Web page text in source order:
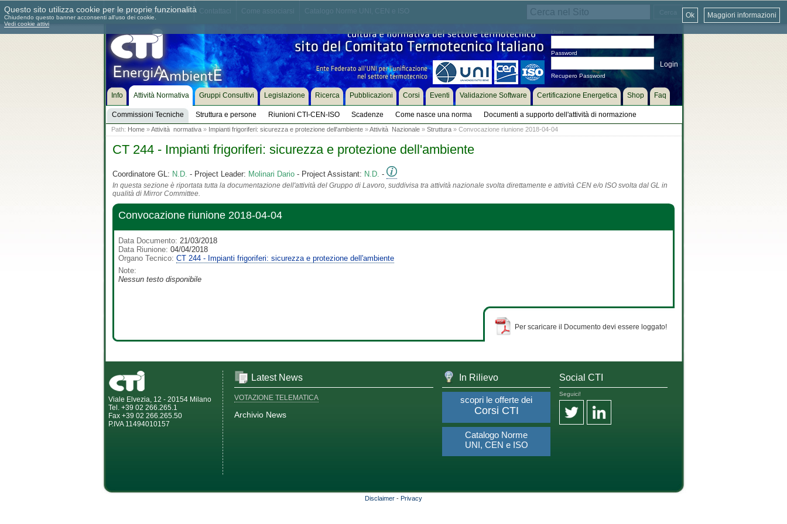
Chi siamo Dove siamo
Password
Recupero Password
Info Attività Normativa
Commissioni Tecniche Struttura e persone Riunioni CTI-CEN-ISO Scadenze Come nasce una norma Documenti a supporto dell'attività di normazione
Gruppi Consultivi Legislazione Ricerca Pubblicazioni Corsi Eventi Validazione Software Certificazione Energetica Shop Faq
Path: Home»Attività normativa» Impianti frigoriferi: sicurezza e protezione dell'ambiente»Attività Nazionale» Struttura» Convocazione riunione 2018-04-04
CT 244 - Impianti frigoriferi: sicurezza e protezione dell'ambiente
Coordinatore GL: N.D. - Project Leader: Molinari Dario- Project Assistant: N.D. -
In questa sezione è riportata tutta la documentazione dell'attività del Gruppo di Lavoro, suddivisa tra attività nazionale svolta direttamente e attività CEN e/o ISO svolta dal GL in
qualità di Mirror Committee.
Convocazione riunione 2018-04-04
Data Documento: 21/03/2018
Data Riunione: 04/04/2018
Organo Tecnico: CT 244 - Impianti frigoriferi: sicurezza e protezione dell'ambiente
Note:
Nessun testo disponibile
Per scaricare il Documento devi essere loggato!
Viale Elvezia, 12 - 20154 Milano
Tel. +39 02 266.265.1
Fax +39 02 266.265.50
P.IVA 11494010157
Latest News
VOTAZIONE TELEMATICA
Archivio News
In Rilievo
scopri le offerte dei
Corsi CTI
Catalogo Norme
UNI, CEN e ISO
Social CTI
Seguici!
Disclaimer - Privacy
Questo sito utilizza cookie per le proprie funzionalità
Chiudendo questo banner acconsenti all'uso dei cookie.
Vedi cookie attivi
Maggiori informazioni
Ok